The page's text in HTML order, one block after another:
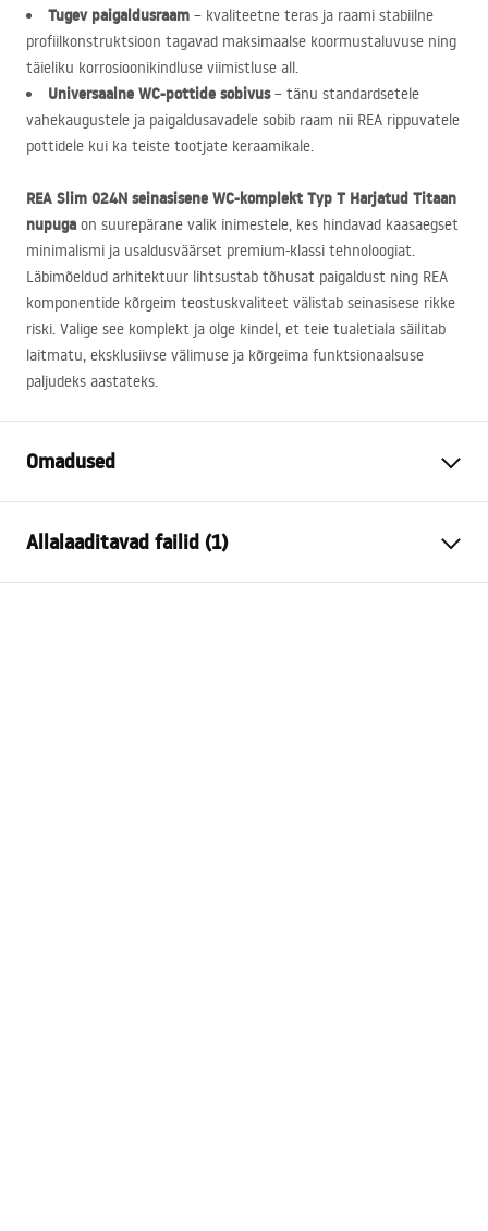
Tugev paigaldusraam – kvaliteetne teras ja raami stabiilne
profiilkonstruktsioon tagavad maksimaalse koormustaluvuse ning
täieliku korrosioonikindluse viimistluse all.
Universaalne WC-pottide sobivus– tänu standardsetele
vahekaugustele ja paigaldusavadele sobib raam nii REA rippuvatele
pottidele kui ka teiste tootjate keraamikale.
REA Slim 024N seinasisene WC-komplekt Typ T Harjatud Titaan
nupuga on suurepärane valik inimestele, kes hindavad kaasaegset
minimalismi ja usaldusväärset premium-klassi tehnoloogiat.
Läbimõeldud arhitektuur lihtsustab tõhusat paigaldust ning REA
komponentide kõrgeim teostuskvaliteet välistab seinasisese rikke
riski. Valige see komplekt ja olge kindel, et teie tualetiala säilitab
laitmatu, eksklusiivse välimuse ja kõrgeima funktsionaalsuse
paljudeks aastateks.
Omadused
Mudel
Ühilduvad loputusnupud
Tüüp T
Allalaaditavad failid (1)